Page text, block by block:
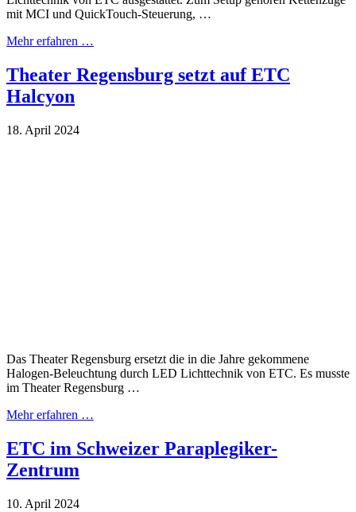
mit MCI und QuickTouch-Steuerung, …
Mehr erfahren …
Theater Regensburg setzt auf ETC
Halcyon
18. April 2024
Das Theater Regensburg ersetzt die in die Jahre gekommene
Halogen-Beleuchtung durch LED Lichttechnik von ETC. Es musste
im Theater Regensburg …
Mehr erfahren …
ETC im Schweizer Paraplegiker-
Zentrum
10. April 2024